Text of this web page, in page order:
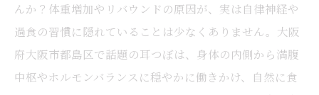
んか？体重増加やリバウンドの原因が、実は自律神経や
過食の習慣に隠れていることは少なくありません。大阪
府大阪市都島区で話題の耳つぼは、身体の内側から満腹
中枢やホルモンバランスに穏やかに働きかけ、自然に食